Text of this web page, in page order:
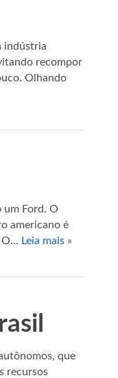
indústria
recompor
Olhando
Ford. O
americano é
O… Leia mais »
que
recursos